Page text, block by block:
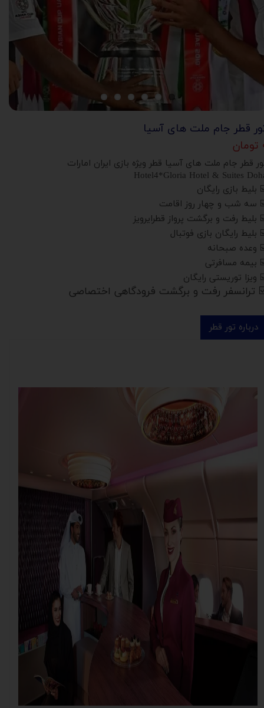
قطر جام ملت های آسیا
قطر جام ملت های آسیا قطر ویژه بازی ایران امارات
Hotel4*Gloria Hotel & Suites
بلیط بازی رایگان
سه شب و چهار روز اقامت
بلیط رفت و برگشت پرواز قطرایرویز
بلیط رایگان بازی فوتبال
وعده صبحانه
بیمه مسافرتی
ویزا توریستی رایگان
ترانسفر رفت و برگشت فرودگاهی اختصاصی
درباره تور قطر